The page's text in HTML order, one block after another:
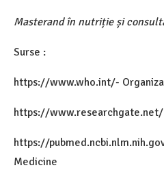
Masterand în nutriție și
Surse :
https://www.who.int/-
https://www.researchgate.net/
https://
Medicine